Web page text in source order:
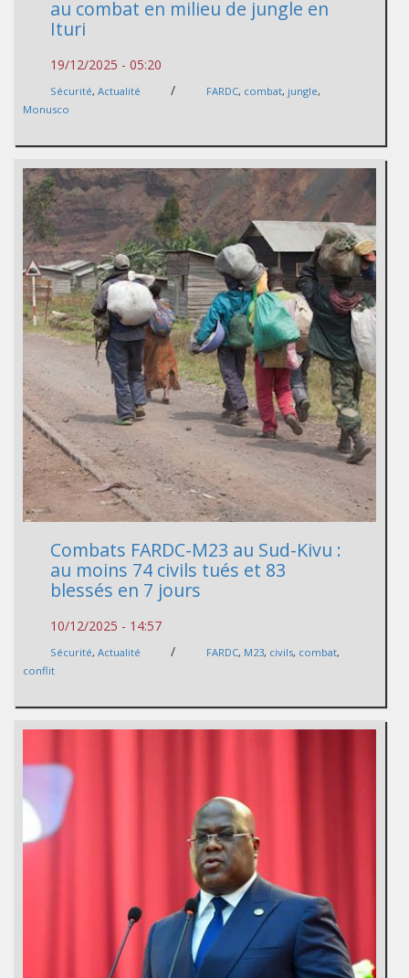
au combat en milieu de jungle en
Ituri
19/12/2025 - 05:20
Sécurité, Actualité / FARDC, combat, jungle,
Monusco
Combats FARDC-M23 au Sud-Kivu :
au moins 74 civils tués et 83
blessés en 7 jours
10/12/2025 - 14:57
Sécurité, Actualité / FARDC, M23, civils, combat,
conflit